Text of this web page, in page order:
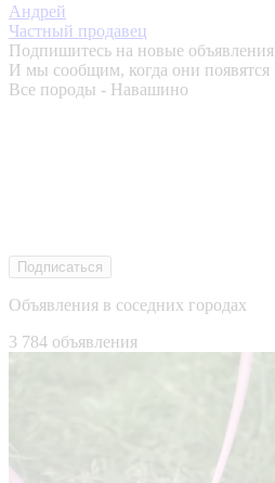
Андрей
Частный продавец
Подпишитесь на новые объявления
И мы сообщим, когда они появятся
Все породы - Навашино
Подписаться
Объявления в соседних городах
3 784 объявления